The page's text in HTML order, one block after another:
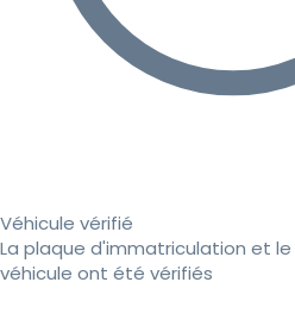
Véhicule vérifié
La plaque d'immatriculation et
véhicule ont été vérifiés